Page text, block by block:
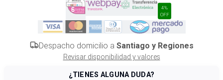
4%
OFF
Despacho domicilio a Santiago y Regiones
Revisar disponibilidad y valores
¿TIENES ALGUNA DUDA?